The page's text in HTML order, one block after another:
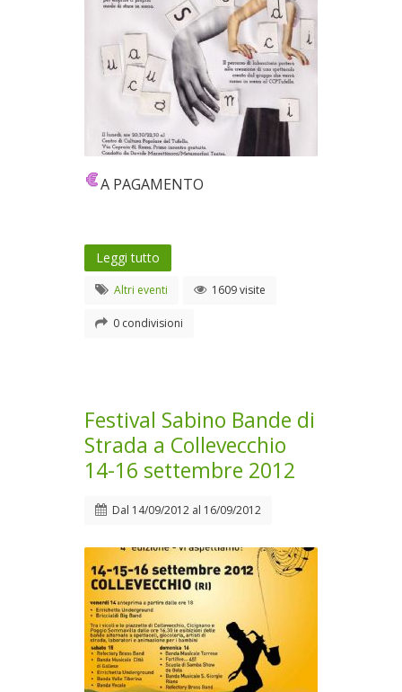
A PAGAMENTO
Leggi tutto
Altri eventi 1609 visite
0 condivisioni
Festival Sabino Bande di
Strada a Collevecchio
14-16 settembre 2012
Dal 14/09/2012 al 16/09/2012